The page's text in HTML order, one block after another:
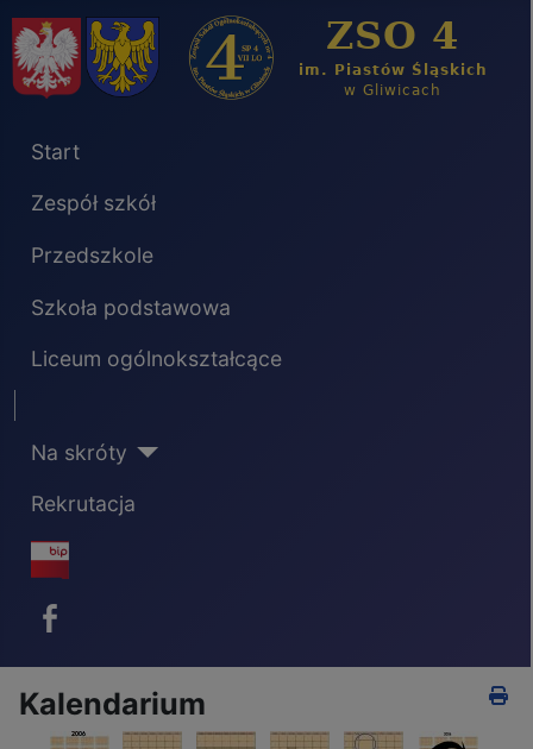
Start
Zespół szkół
Przedszkole
Szkoła podstawowa
Liceum ogólnokształcące
Na skróty
Rekrutacja
BIP - ikona
Kalendarium